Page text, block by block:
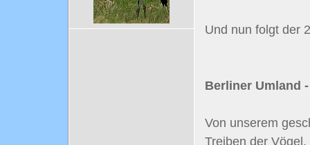
Und nun folgt der
Berliner Umland -
Von unserem
Treiben der